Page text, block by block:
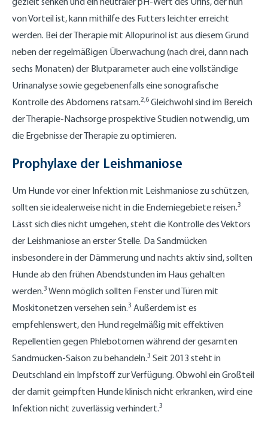
von Vorteil ist, kann mithilfe des Futters leichter erreicht
werden. Bei der Therapie mit Allopurinol ist aus diesem Grund
neben der regelmäßigen Überwachung (nach drei, dann nach
sechs Monaten) der Blutparameter auch eine vollständige
Urinanalyse sowie gegebenenfalls eine sonografische
Kontrolle des Abdomens ratsam.2,6 Gleichwohl sind im Bereich
der Therapie-Nachsorge prospektive Studien notwendig, um
die Ergebnisse der Therapie zu optimieren.
Prophylaxe der Leishmaniose
Um Hunde vor einer Infektion mit Leishmaniose zu schützen,
sollten sie idealerweise nicht in die Endemiegebiete reisen.3
Lässt sich dies nicht umgehen, steht die Kontrolle des Vektors
der Leishmaniose an erster Stelle. Da Sandmücken
insbesondere in der Dämmerung und nachts aktiv sind, sollten
Hunde ab den frühen Abendstunden im Haus gehalten
werden.3 Wenn möglich sollten Fenster und Türen mit
Moskitonetzen versehen sein.3 Außerdem ist es
empfehlenswert, den Hund regelmäßig mit effektiven
Repellentien gegen Phlebotomen während der gesamten
Sandmücken-Saison zu behandeln.3 Seit 2013 steht in
Deutschland ein Impfstoff zur Verfügung. Obwohl ein Großteil
der damit geimpften Hunde klinisch nicht erkranken, wird eine
Infektion nicht zuverlässig verhindert.3